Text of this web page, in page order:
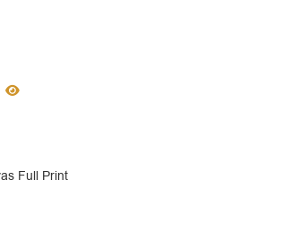
Full Print